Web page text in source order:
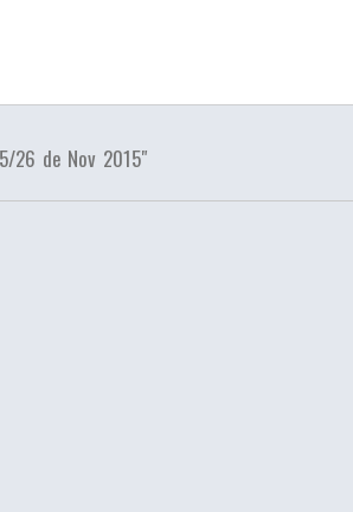
26 de Nov 2015"